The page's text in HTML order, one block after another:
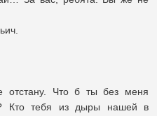
отстану. Что б ты без меня
Кто тебя из дыры нашей в